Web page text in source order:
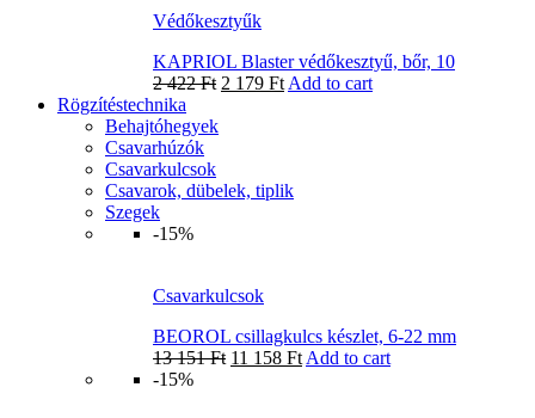
Védőkesztyűk
KAPRIOL Blaster védőkesztyű, bőr, 10
2 422Ft 2 179 Ft Add to cart
Rögzítéstechnika
Behajtóhegyek
Csavarhúzók
Csavarkulcsok
Csavarok, dübelek, tiplik
Szegek
-15%
Csavarkulcsok
BEOROL csillagkulcs készlet, 6-22 mm
13 151Ft 11 158 Ft Add to cart
-15%